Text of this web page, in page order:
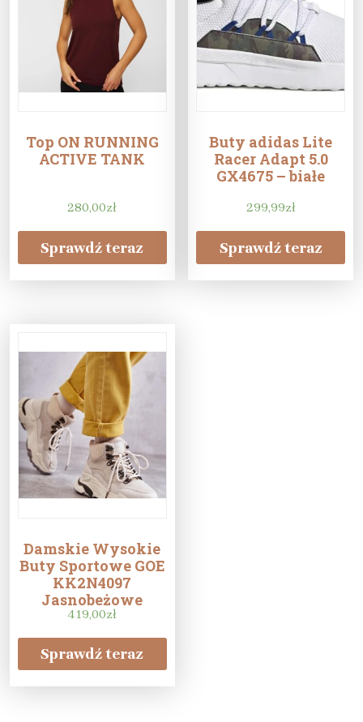
Top ON RUNNING
ACTIVE TANK
280,00zł
Sprawdź teraz
Buty adidas Lite
Racer Adapt 5.0
GX4675 – białe
299,99zł
Sprawdź teraz
Damskie Wysokie
Buty Sportowe GOE
KK2N4097
Jasnobeżowe
419,00zł
Sprawdź teraz